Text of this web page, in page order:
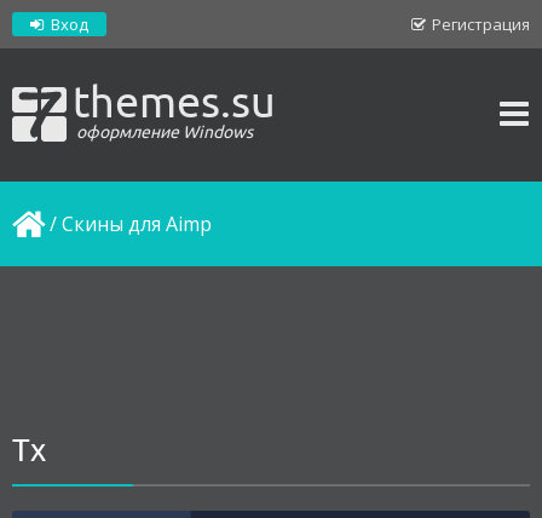
Регистрация
Вход
themes.su
оформление Windows
/Скины для Aimp
Tx